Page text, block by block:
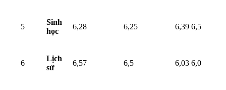
5
Sinh
học
6,28 6,25 6,39 6,5
6
Lịch
sử
6,57 6,5 6,03 6,0